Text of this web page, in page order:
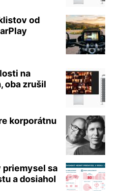
od
na
oba zrušil
korporátnu
sa
a dosiahol